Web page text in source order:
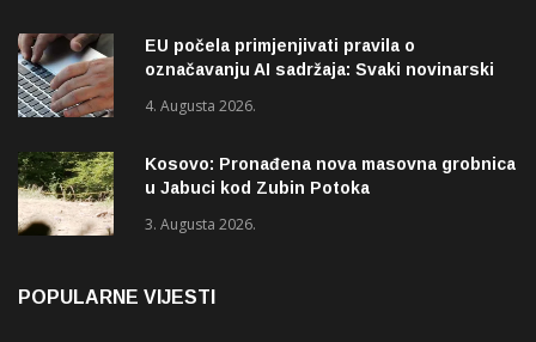
EU počela primjenjivati pravila o
označavanju AI sadržaja: Svaki novinarski
4. Augusta 2026.
Kosovo: Pronađena nova masovna grobnica
u Jabuci kod Zubin Potoka
3. Augusta 2026.
POPULARNE VIJESTI